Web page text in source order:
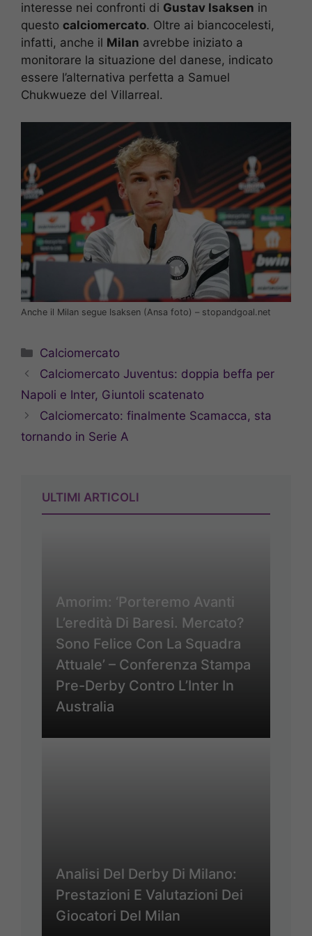
interesse nei confronti di Gustav Isaksen in
questo calciomercato. Oltre ai biancocelesti,
infatti, anche il Milan avrebbe iniziato a
monitorare la situazione del danese, indicato
essere l’alternativa perfetta a Samuel
Chukwueze del Villarreal.
Anche il Milan segue Isaksen (Ansa foto) – stopandgoal.net
Categorie
Calciomercato
Calciomercato Juventus: doppia beffa per
Napoli e Inter, Giuntoli scatenato
Calciomercato: finalmente Scamacca, sta
tornando in Serie A
ULTIMI ARTICOLI
Amorim: ‘Porteremo Avanti
L’eredità Di Baresi. Mercato?
Sono Felice Con La Squadra
Attuale’ – Conferenza Stampa
Pre-Derby Contro L’Inter In
Australia
Analisi Del Derby Di Milano:
Prestazioni E Valutazioni Dei
Giocatori Del Milan